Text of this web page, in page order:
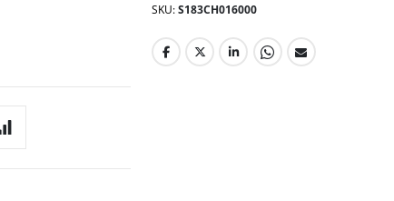
SKU S183CH016000